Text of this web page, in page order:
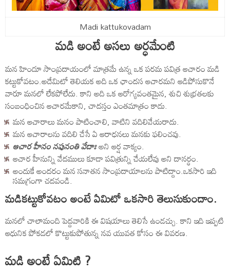
Madi kattukovadam
మడి అంటే అసలు అర్ధమేంటి
మన హిందూ సాంప్రదాయంలో మాత్రమే ఉన్న ఒక పరమ పవిత్ర ఆచారం మడి
కట్టుకోవటం.అదేమిటో తెలియక అది ఒక ఛాందస ఆచారమని ఆడిపోసుకొనే
వారూ మనలో లేకపోలేదు. కాని అది ఒక ఆరోగ్యవంతమైన, శుచి శుభ్రతలకు
సంబంధించిన ఆచారమేకాని, చాదస్తం ఎంతమాత్రం కాదు.
మన ఆచారాలు మనం పాటించాలి, వాటిని వదిలివేయరాదు.
మన ఆచారాలను వదిలి చేసే ఏ ఆరాధనలు మనకు ఫలించవు.
ఆచార హీనం నపునంతి వేదాఃఅని ఆర్ష వాక్యం.
ఆచార హీనున్ని వేదములు కూడా పవిత్రున్ని చేయలేవు అని దానర్ధం.
అందుకే అందరం మన సనాతన సాంప్రదాయాలను పాటిద్దాం.ఒకసారి ఇది
సమగ్రంగా చదవండి.
మడికట్టుకోవటం అంటే ఏమిటో ఒకసారి తెలుసుకుందాం.
మనలో చాలామంది పెద్దవారికి ఈ విషయాలు తెలిసే ఉండచ్చు. కాని ఇది ఇప్పటి
ఆధునిక పోకడలో కొట్టుకుపోతున్న నవ యువత కోసం ఈ వివరణ.
మడి అంటే ఏమిటి ?